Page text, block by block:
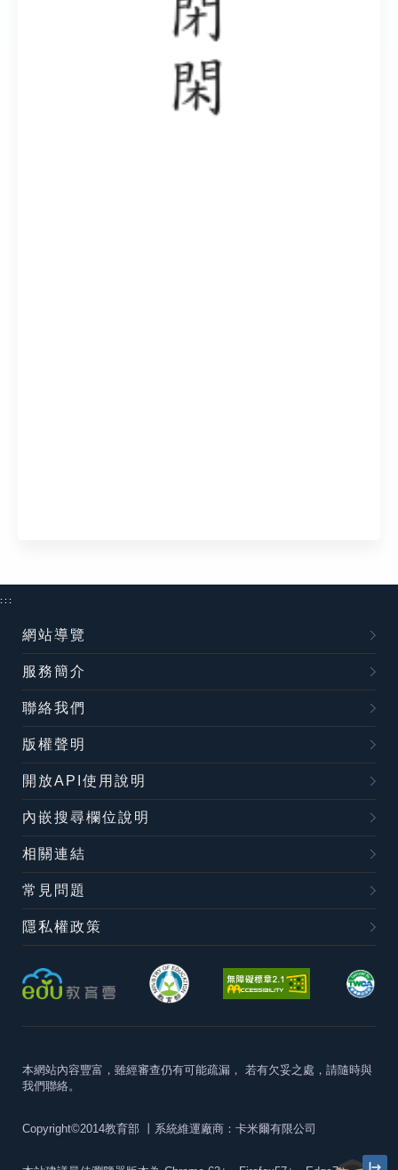
:::
網站導覽
服務簡介
聯絡我們
版權聲明
開放API使用說明
內嵌搜尋欄位說明
相關連結
常見問題
隱私權政策
本網站內容豐富，雖經審查仍有可能疏漏， 若有欠妥之處，請隨時與
我們聯絡。
Copyright©2014教育部 丨系統維運廠商：卡米爾有限公司